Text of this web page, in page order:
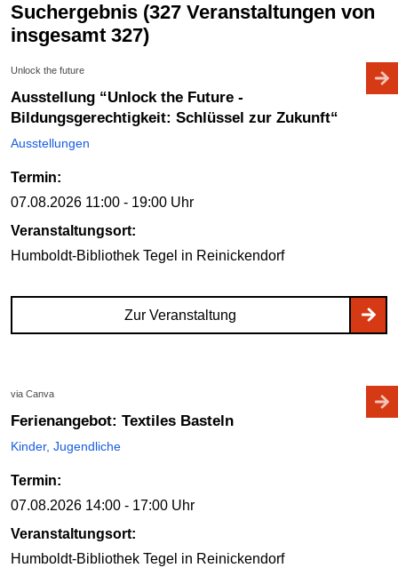
Suchergebnis (327 Veranstaltungen von
insgesamt 327)
Unlock the future
Ausstellung “Unlock the Future -
Bildungsgerechtigkeit: Schlüssel zur Zukunft“
Ausstellungen
Termin:
07.08.2026 11:00 - 19:00 Uhr
Veranstaltungsort:
Humboldt-Bibliothek Tegel in Reinickendorf
Zur Veranstaltung
via Canva
Ferienangebot: Textiles Basteln
Kinder, Jugendliche
Termin:
07.08.2026 14:00 - 17:00 Uhr
Veranstaltungsort:
Humboldt-Bibliothek Tegel in Reinickendorf